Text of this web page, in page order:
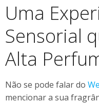
Uma
Sensorial
Alta
Não se pode falar do
mencionar a sua